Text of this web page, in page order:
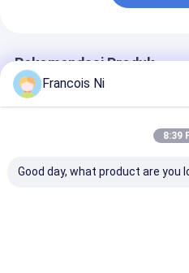
Rekomendasi Produk
Francois Ni
8:39
Good day, what product are you